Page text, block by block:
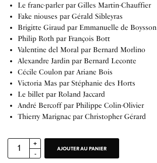
Le franc-parler par Gilles Martin-Chauffier
Fake niouses par Gérald Sibleyras
Brigitte Giraud par Emmanuelle de Boysson
Philip Roth par François Bott
Valentine del Moral par Bernard Morlino
Alexandre Jardin par Bernard Leconte
Cécile Coulon par Ariane Bois
Victoria Mas par Stéphanie des Horts
Le billet par Roland Jaccard
André Bercoff par Philippe Colin-Olivier
Thierry Marignac par Christopher Gérard
AJOUTER AU PANIER